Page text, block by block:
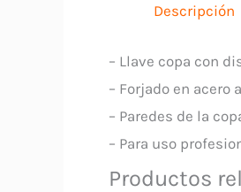
Descripción
– Llave copa con
– Forjado en
– Paredes de la
– Para uso
Productos